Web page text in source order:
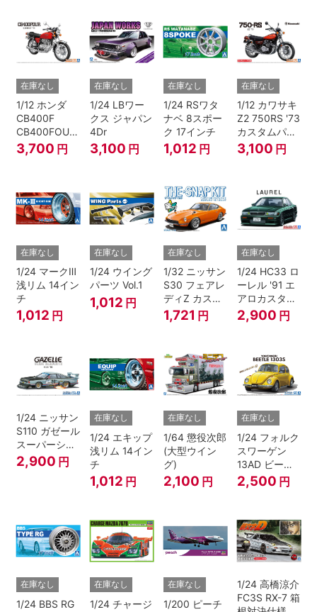
在庫なし
1/12 ホンダ
CB400F
CB400FOUR
'74
3,700 円
在庫なし
1/24 LBワー
クス ジャパン
4Dr
3,100 円
在庫なし
1/24 RSワタ
ナベ 8スポー
ク 17インチ
1,012 円
在庫なし
1/12 カワサキ
Z2 750RS '73
カスタムパー
ツ付き
3,100 円
在庫なし
1/24 マークⅢ
浅リム 14イン
チ
1,012 円
在庫なし
1/24 ウイング
パーツ Vol.1
1,012 円
在庫なし
1/32 ニッサン
S30 フェアレ
ディZ カスタ
ムホイール(オ
レンジ)
1,721 円
在庫なし
1/24 HC33 ロ
ーレル '91 エ
アロカスタム
（ニッサン）
2,900 円
1/24 ニッサン
S110 ガゼール
スーパーシル
エット '81
2,900 円
在庫なし
1/24 エキップ
浅リム 14イン
チ
1,012 円
在庫なし
1/64 懲役次郎
(大型ウイン
グ)
2,100 円
在庫なし
1/24 フォルク
スワーゲン
13AD ビート
ル 1303S '73
2,500 円
在庫なし
1/24 BBS RG
在庫なし
1/24 チャージ
在庫なし
1/200 ピーチ
1/24 高橋涼介
FC3S RX-7 箱